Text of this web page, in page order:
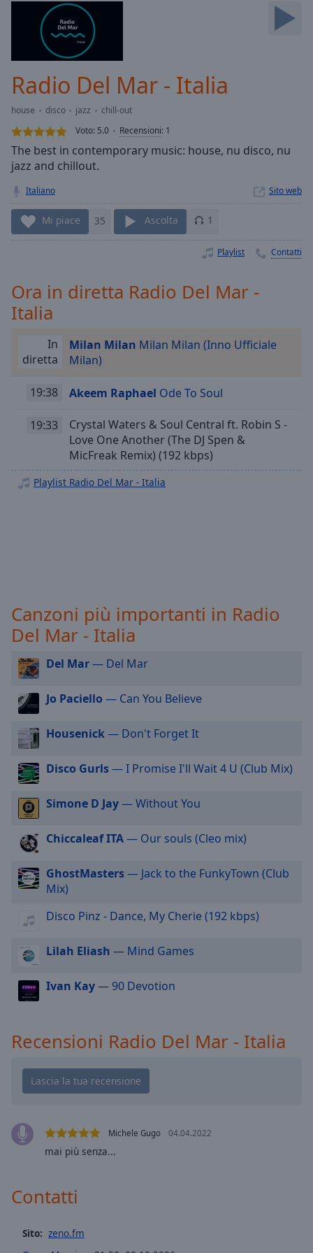
Loaded :
0.00%
Stream
TypeLIVE
live,
currently
behind
LIVE
Remaining
Playback
descriptions
selected
Subtitles
subtitles
off,
selected
Audio
Track
Picture-
in-
Picture
Fullscreen
modal
window.
Beginning
dialog
Escape
window.
Text
Color
Opacity
Text
Background
Opacity
Radio Del Mar - Italia
house disco jazz
chill-out
Voto: 5.0 Recensioni: 1
The best in contemporary music: house, nu disco, nu
jazz and chillout.
Italiano Sito web
Mi piace 35 Ascolta 1
Playlist Contatti
Ora in diretta Radio Del Mar -
Italia
In
diretta
Milan Milan Milan Milan (Inno Ufficiale
Milan)
19:38 Akeem Raphael Ode To Soul
19:33
Crystal Waters & Soul Central ft. Robin S -
Love One Another (The DJ Spen &
MicFreak Remix) (192 kbps)
Playlist Radio Del Mar - Italia
Canzoni più importanti in Radio
Del Mar - Italia
Del Mar— Del Mar
Jo Paciello — Can You Believe
Housenick— Don't Forget It
Disco Gurls— I Promise I'll Wait 4 U (Club Mix)
Simone D Jay— Without You
Chiccaleaf ITA— Our souls (Cleo mix)
GhostMasters— Jack to the FunkyTown (Club
Mix)
Disco Pinz - Dance, My Cherie (192 kbps)
Lilah Eliash — Mind Games
Ivan Kay— 90 Devotion
Recensioni Radio Del Mar - Italia
Michele Gugo 04.04.2022
mai più senza...
Contatti
Sito: zeno.fm